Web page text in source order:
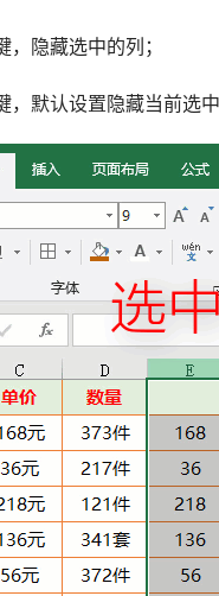
隐藏选中的列；
默认设置隐藏当前选